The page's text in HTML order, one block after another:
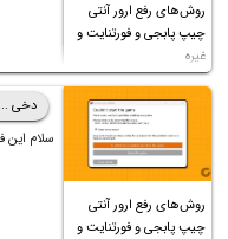
روش‌های رفع ارور آنتی
چیپ پابجی و فورتنایت و
غیره
روش‌های رفع ارور آنتی
چیپ پابجی و فورتنایت و
دخی
سلام این